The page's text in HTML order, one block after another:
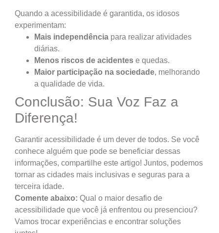
Quando a acessibilidade é garantida, os idosos
experimentam:
Mais independência para realizar atividades
diárias.
Menos riscos de acidentes e quedas.
Maior participação na sociedade, melhorando
a qualidade de vida.
Conclusão: Sua Voz Faz a
Diferença!
Garantir acessibilidade é um dever de todos. Se você
conhece alguém que pode se beneficiar dessas
informações, compartilhe este artigo! Juntos, podemos
tornar as cidades mais inclusivas e seguras para a
terceira idade.
Comente abaixo: Qual o maior desafio de
acessibilidade que você já enfrentou ou presenciou?
Vamos trocar experiências e encontrar soluções